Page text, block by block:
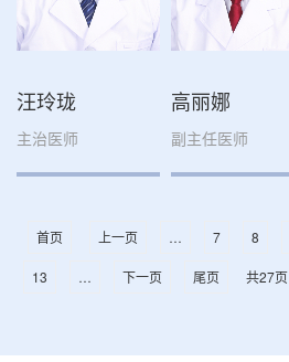
汪玲珑
主治医师
高丽娜
副主任医师
首页 上一页 … 7 8
13 … 下一页 尾页 共27页